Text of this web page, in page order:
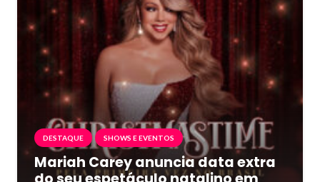
DESTAQUE SHOWS E EVENTOS
Mariah Carey anuncia data extra